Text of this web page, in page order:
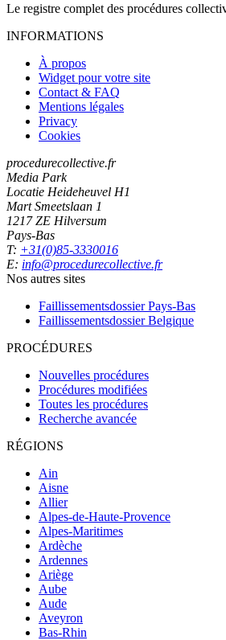
Le registre complet des procédures
INFORMATIONS
À propos
Widget pour votre site
Contact & FAQ
Mentions légales
Privacy
Cookies
procedurecollective.fr
Media Park
Locatie Heideheuvel H1
Mart Smeetslaan 1
1217 ZE Hilversum
Pays-Bas
T: +31(0)85-3330016
E: info@procedurecollective.fr
Nos autres sites
Faillissementsdossier Pays-Bas
Faillissementsdossier Belgique
PROCÉDURES
Nouvelles procédures
Procédures modifiées
Toutes les procédures
Recherche avancée
RÉGIONS
Ain
Aisne
Allier
Alpes-de-Haute-Provence
Alpes-Maritimes
Ardèche
Ardennes
Ariège
Aube
Aude
Aveyron
Bas-Rhin